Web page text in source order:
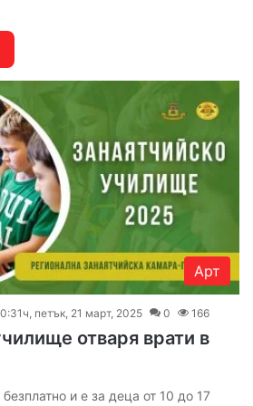
Арт
петък, 21 март, 2025 0 166
отваря врати в
и е за деца от 10 до 17